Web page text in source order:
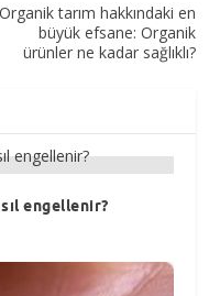
Organik tarım hakkındaki en
büyük efsane: Organik
ürünler ne kadar sağlıklı?
engellenir?